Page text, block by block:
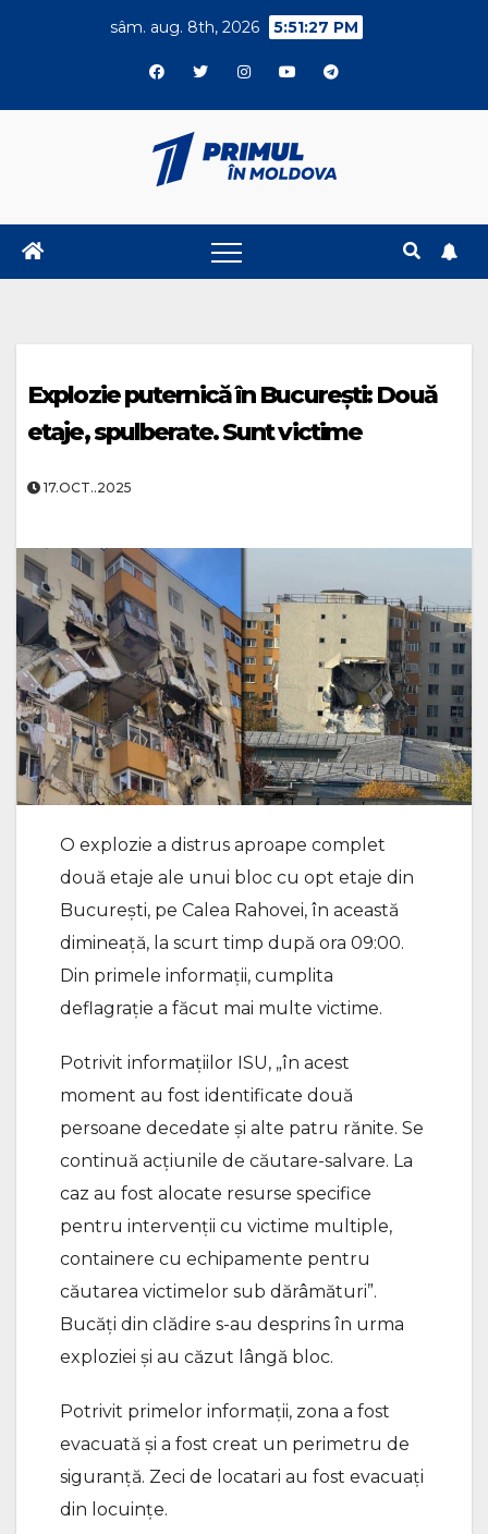
sâm. aug. 8th, 2026 5:51:27 PM
Explozie puternică în București: Două
etaje, spulberate. Sunt victime
17.OCT..2025
O explozie a distrus aproape complet
două etaje ale unui bloc cu opt etaje din
București, pe Calea Rahovei, în această
dimineață, la scurt timp după ora 09:00.
Din primele informații, cumplita
deflagrație a făcut mai multe victime.
Potrivit informațiilor ISU, „în acest
moment au fost identificate două
persoane decedate și alte patru rănite. Se
continuă acțiunile de căutare-salvare. La
caz au fost alocate resurse specifice
pentru intervenții cu victime multiple,
containere cu echipamente pentru
căutarea victimelor sub dărâmături”.
Bucăţi din clădire s-au desprins în urma
exploziei şi au căzut lângă bloc.
Potrivit primelor informaţii, zona a fost
evacuată şi a fost creat un perimetru de
siguranţă. Zeci de locatari au fost evacuaţi
din locuinţe.